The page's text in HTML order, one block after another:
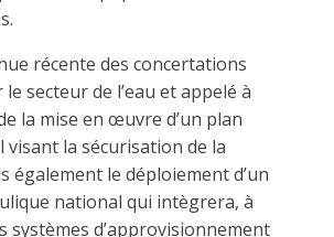
récente des concertations
secteur de l’eau et appelé à
la mise en œuvre d’un plan
visant la sécurisation de la
également le déploiement d’un
national qui intègrera, à
systèmes d’approvisionnement